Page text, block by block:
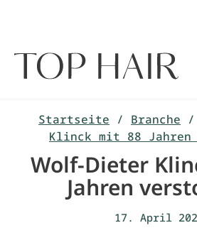
Startseite / Branche /
Klinck mit 88 Jahren
Wolf-Dieter
Jahren
17. April